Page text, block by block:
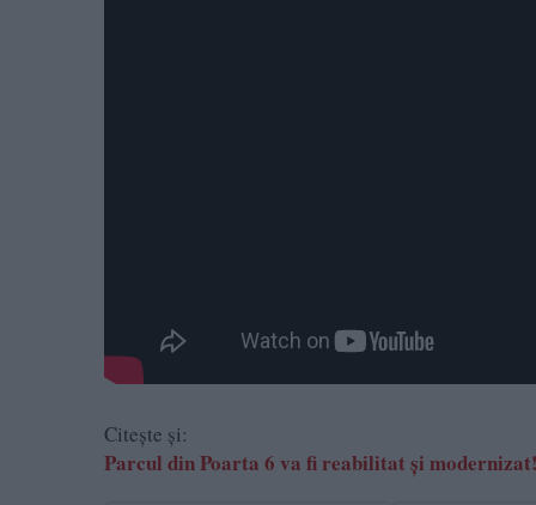
Citește și:
Parcul din Poarta 6 va fi reabilitat și